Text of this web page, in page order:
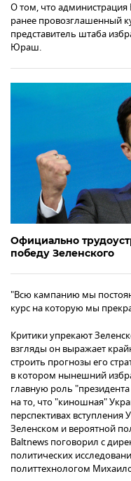
О том, что
ранее провозглашенный
представитель штаба
Юраш.
Официально
победу Зеленского
"Всю кампанию мы
курс на которую мы
Критики упрекают
взгляды он выражает
строить прогнозы его
в котором нынешний
главную роль
на то, что "киношная"
перспективах
Зеленском и вероятной
Baltnews поговорил с
политических
политтехнологом